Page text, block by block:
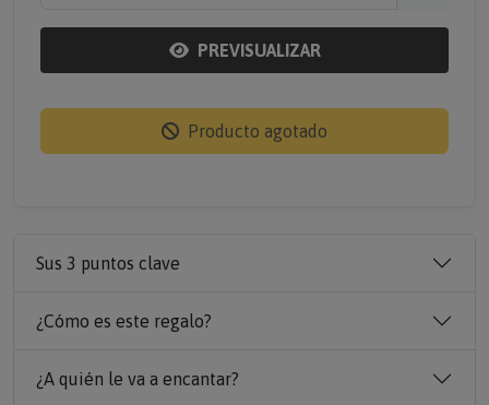
PREVISUALIZAR
Producto agotado
Sus 3 puntos clave
¿Cómo es este regalo?
¿A quién le va a encantar?